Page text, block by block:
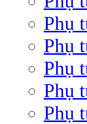
Phụ
Phụ
Phụ
Phụ
Phụ